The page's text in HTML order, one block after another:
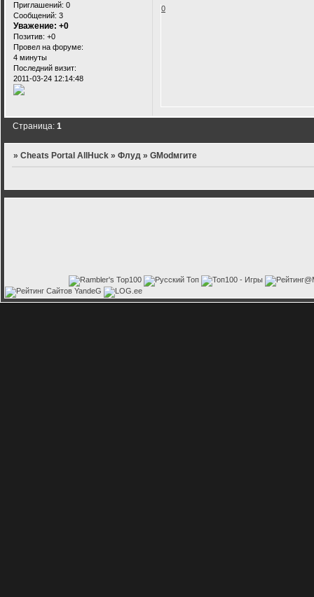
Приглашений: 0
Сообщений: 3
Уважение: +0
Позитив: +0
Провел на форуме:
4 минуты
Последний визит:
2011-03-24 12:14:48
0
Страница:1
»Cheats Portal AllHuck »Флуд »GModмгите